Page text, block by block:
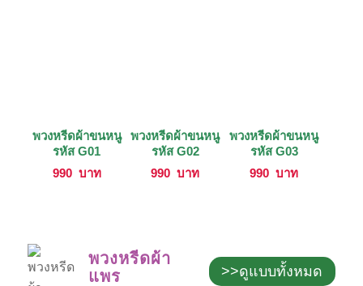
พวงหรีดผ้าขนหนู
รหัส G01
990 บาท
พวงหรีดผ้าขนหนู
รหัส G02
990 บาท
พวงหรีดผ้าขนหนู
รหัส G03
990 บาท
พวงหรีดผ้า
แพร
>>ดูแบบทั้งหมด